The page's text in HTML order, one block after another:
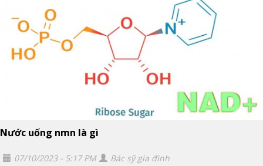
Nước uống nmn là gì
07/10/2023 - 5:17 PM
Bác sỹ gia đình